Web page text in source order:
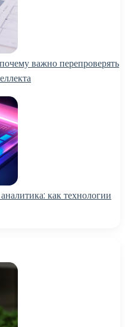
важно перепроверять
как технологии